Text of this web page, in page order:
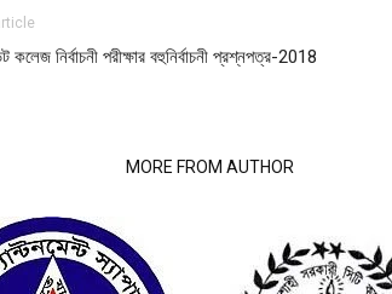
কলেজ নির্বাচনী পরীক্ষার বহুনির্বাচনী প্রশ্নপত্র-2018
MORE FROM AUTHOR